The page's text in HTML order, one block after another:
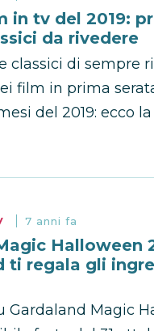
in tv del 2019:
da rivedere
classici di sempre
film in prima
del 2019: ecco
7 anni fa
Halloween
ti regala gli
Gardaland Magic